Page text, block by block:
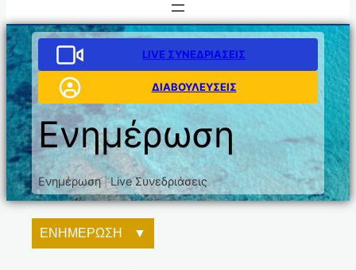
LIVE ΣΥΝΕΔΡΙΑΣΕΙΣ
ΔΙΑΒΟΥΛΕΥΣΕΙΣ
Ενημέρωση
Ενημέρωση|Live Συνεδριάσεις
ΕΝΗΜΕΡΩΣΗ